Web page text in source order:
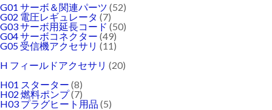
G01 サーボ＆関連パーツ (52)
G02 電圧レギュレータ (7)
G03 サーボ用延長コード (50)
G04 サーボコネクター (49)
G05 受信機アクセサリ (11)
H フィールドアクセサリ (20)
H01 スターター (8)
H02 燃料ポンプ(7)
H03 プラグヒート用品 (5)